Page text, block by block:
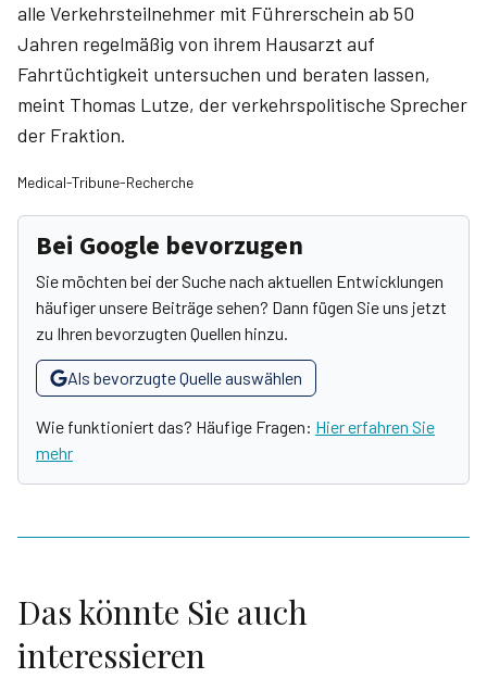
alle Verkehrsteilnehmer mit Führerschein ab 50
Jahren regelmäßig von ihrem Hausarzt auf
Fahrtüchtigkeit untersuchen und beraten lassen,
meint Thomas Lutze, der verkehrspolitische Sprecher
der Fraktion.
Medical-Tribune-Recherche
Bei Google bevorzugen
Sie möchten bei der Suche nach aktuellen Entwicklungen
häufiger unsere Beiträge sehen? Dann fügen Sie uns jetzt
zu Ihren bevorzugten Quellen hinzu.
Als bevorzugte Quelle auswählen
Wie funktioniert das? Häufige Fragen: Hier erfahren Sie
mehr
Das könnte Sie auch
interessieren